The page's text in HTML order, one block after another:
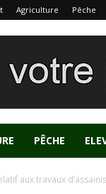
Agriculture Pêche
PÊCHE
aux travaux